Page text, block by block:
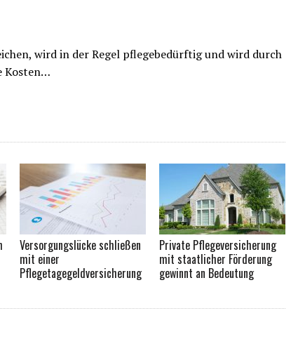
wird in der Regel pflegebedürftig und wird durch
Kosten…
Versorgungslücke schließen
mit einer
Pflegetagegeldversicherung
Private Pflegeversicherung
mit staatlicher Förderung
gewinnt an Bedeutung